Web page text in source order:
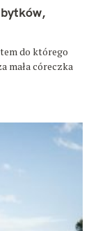
do którego
mała córeczka